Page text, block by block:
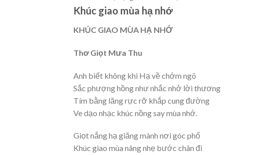
Khúc giao mùa hạ nhớ
KHÚC GIAO MÙA HẠ NHỚ
Thơ Giọt Mưa Thu
Anh biết không khi Hạ về chớm ngõ
Sắc phượng hồng như nhắc nhở lời thương
Tím bằng lăng rực rỡ khắp cung đường
Ve dạo nhạc khúc nồng say mùa nhớ.
Giọt nắng hạ giăng mành nơi góc phố
Khúc giao mùa nâng nhẹ bước chân đi